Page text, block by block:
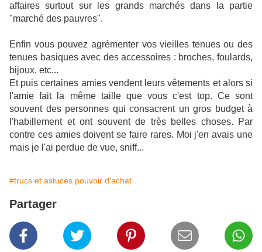
affaires surtout sur les grands marchés dans la partie
"marché des pauvres".
Enfin vous pouvez agrémenter vos vieilles tenues ou des
tenues basiques avec des accessoires : broches, foulards,
bijoux, etc...
Et puis certaines amies vendent leurs vêtements et alors si
l'amie fait la même taille que vous c'est top. Ce sont
souvent des personnes qui consacrent un gros budget à
l'habillement et ont souvent de très belles choses. Par
contre ces amies doivent se faire rares. Moi j'en avais une
mais je l'ai perdue de vue, sniff...
#trucs et astuces pouvoir d'achat
Partager